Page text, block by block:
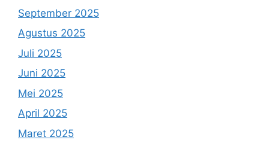
September 2025
Agustus 2025
Juli 2025
Juni 2025
Mei 2025
April 2025
Maret 2025